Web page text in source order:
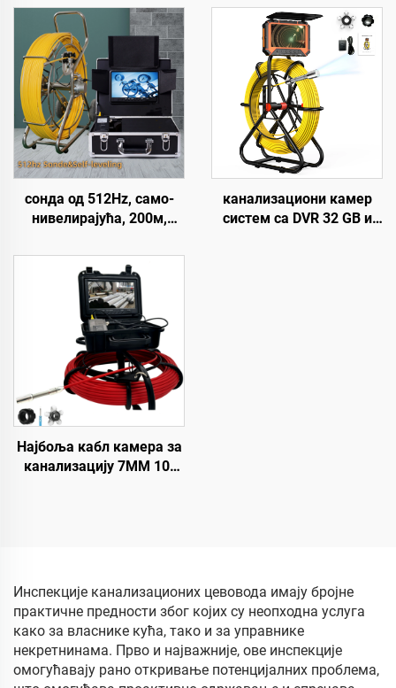
сонда од 512Hz, само-
нивелирајућа, 200м,
канализационе камере,
9 инчни екран,
водонепропусна камера
за видео инспекцију
цеви, цена фабрике
канализациони камер
систем са DVR 32 GB и
Најбоља кабл камера за
канализацију 7MM 10-
Инспекције канализационих цевовода имају бројне
практичне предности због којих су неопходна услуга
како за власнике кућа, тако и за управнике
некретнинама. Прво и најважније, ове инспекције
омогућавају рано откривање потенцијалних проблема,